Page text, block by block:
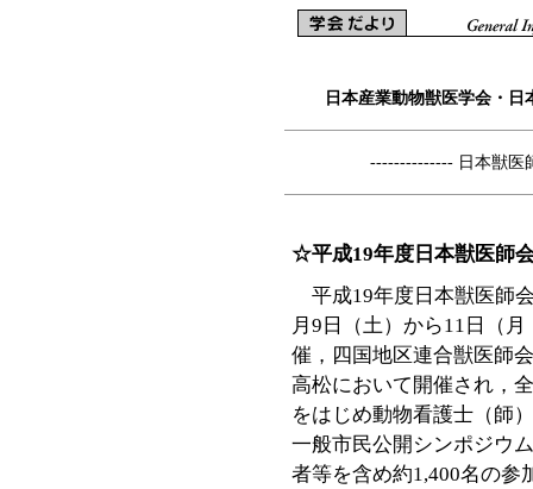
日本産業動物獣医学会・
-------------- 日本獣医
☆平成19年度日本獣医師
平成19年度日本獣医師
月9日（土）から11日（
催，四国地区連合獣医師
高松において開催され，
をはじめ動物看護士（師
一般市民公開シンポジウ
者等を含め約1,400名の参